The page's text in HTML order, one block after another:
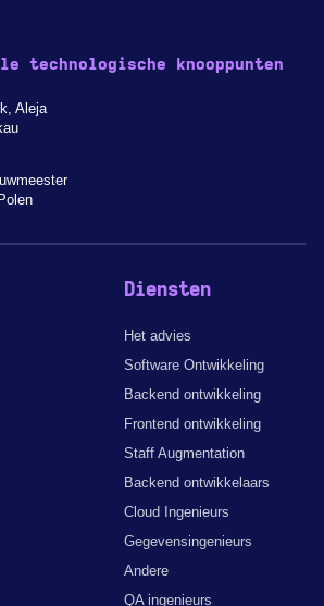
technologische knooppunten
Aleja
Diensten
Het advies
Software Ontwikkeling
Backend ontwikkeling
Frontend ontwikkeling
Staff Augmentation
Backend ontwikkelaars
Cloud Ingenieurs
Gegevensingenieurs
Andere
QA ingenieurs